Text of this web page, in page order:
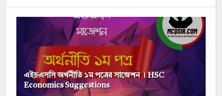
এইচএসসি অর্থনীতি ১ম পত্রের সাজেশন । HSC
Economics Suggestions